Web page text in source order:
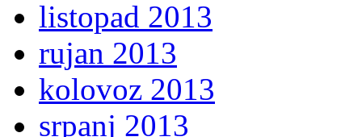
listopad 2013
rujan 2013
kolovoz 2013
srpanj 2013